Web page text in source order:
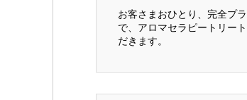
お客さまおひとり、完全プ
で、アロマセラピートリー
だきます。